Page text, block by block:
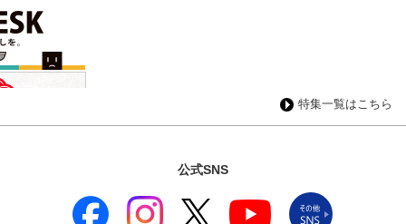
特集一覧はこちら
公式SNS